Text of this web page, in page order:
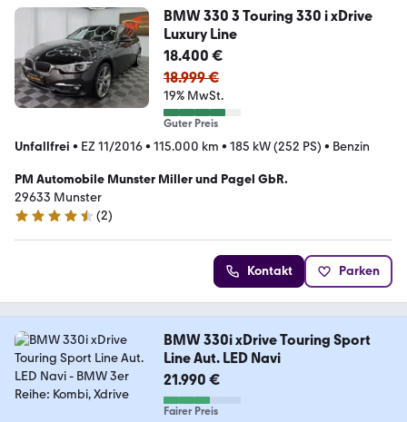
BMW 330 3 Touring 330 i xDrive
Luxury Line
18.400 €
18.999 €
19% MwSt.
Guter Preis
Unfallfrei • EZ 11/2016• 115.000 km • 185 kW (252 PS) • Benzin
PM Automobile Munster Miller und Pagel GbR.
29633 Munster
4.3 Sterne
(2)
Kontakt Parken
BMW 330i xDrive Touring Sport
Line Aut. LED Navi
21.990 €
Fairer Preis